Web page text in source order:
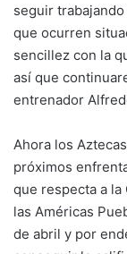
seguir
que ocurren
sencillez con la
así que
entrenador
Ahora los
próximos
que respecta a la
las Américas
de abril y por